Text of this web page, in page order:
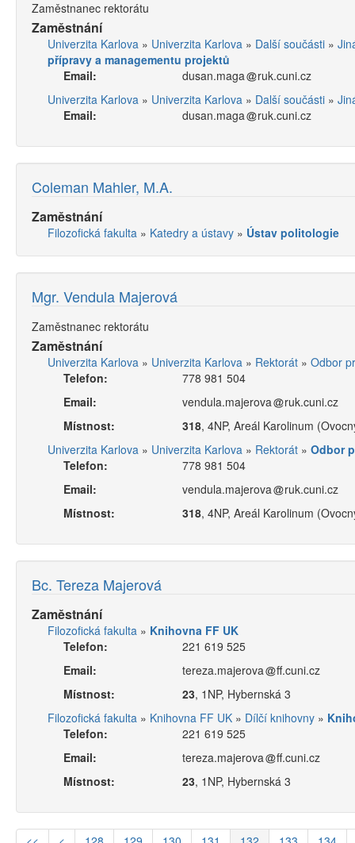
Zaměstnanec rektorátu
Zaměstnání
Univerzita Karlova » Univerzita Karlova » Další součásti »
přípravy a managementu projektů
Email:
dusan.maga
ruk.cuni.cz
Univerzita Karlova » Univerzita Karlova » Další součásti »
Email:
dusan.maga ruk.cuni.cz
Coleman Mahler, M.A.
Zaměstnání
Filozofická fakulta » Katedry a ústavy » Ústav politologie
Mgr. Vendula Majerová
Zaměstnanec rektorátu
Zaměstnání
Univerzita Karlova » Univerzita Karlova » Rektorát » Odbor
Telefon:
778 981 504
Email:
vendula.majerova
ruk.cuni.cz
Místnost:
318, 4NP, Areál Karolinum
Univerzita Karlova » Univerzita Karlova » Rektorát » Odbor
Telefon:
778 981 504
Email:
vendula.majerova
ruk.cuni.cz
Místnost:
318, 4NP, Areál Karolinum
Bc. Tereza Majerová
Zaměstnání
Filozofická fakulta » Knihovna FF UK
Telefon:
221 619 525
Email:
tereza.majerova
ff.cuni.cz
Místnost:
23, 1NP, Hybernská 3
Filozofická fakulta » Knihovna FF UK » Dílčí knihovny »
Telefon:
221 619 525
Email:
tereza.majerova
ff.cuni.cz
Místnost:
23, 1NP, Hybernská 3